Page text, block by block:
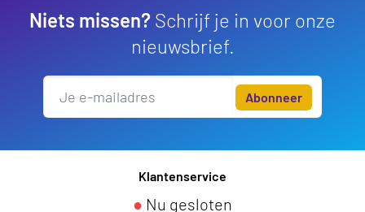
Niets missen? Schrijf je in voor onze
nieuwsbrief.
Abonneer
Klantenservice
● Nu gesloten